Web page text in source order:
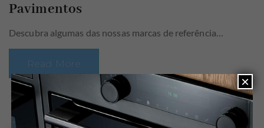
Pavimentos
Descubra algumas das nossas marcas de referência…
Read More
×